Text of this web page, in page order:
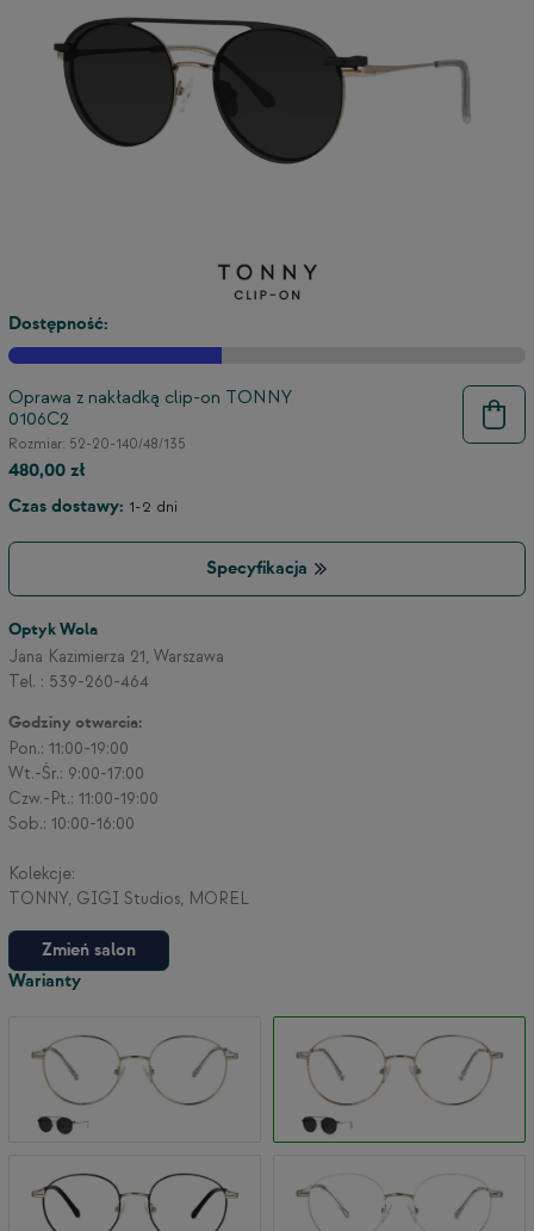
Dostępność:
Oprawa z nakładką clip-on TONNY
0106C2
Rozmiar: 52-20-140/48/135
480,00 zł
Czas dostawy: 1-2 dni
Specyfikacja
Optyk Wola
Jana Kazimierza 21, Warszawa
Tel. : 539-260-464
Godziny otwarcia:
Zmień salon
Pon.: 11:00-19:00
Wt.-Śr.: 9:00-17:00
Czw.-Pt.: 11:00-19:00
Sob.: 10:00-16:00
Kolekcje:
TONNY, GIGI Studios, MOREL
Warianty